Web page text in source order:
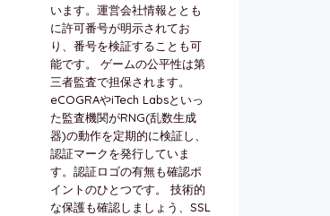
います。運営会社情報ととも
に許可番号が明示されてお
り、番号を検証することも可
能です。 ゲームの公平性は第
三者監査で担保されます。
eCOGRAやiTech Labsといっ
た監査機関がRNG(乱数生成
器)の動作を定期的に検証し、
認証マークを発行していま
す。認証ロゴの有無も確認ポ
イントのひとつです。 技術的
な保護も確認しましょう、SSL